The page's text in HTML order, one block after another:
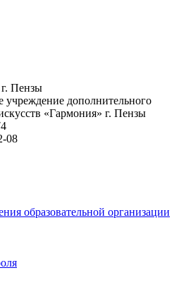
Пензы
дополнительного
«Гармония» г. Пензы
08
образовательной организации